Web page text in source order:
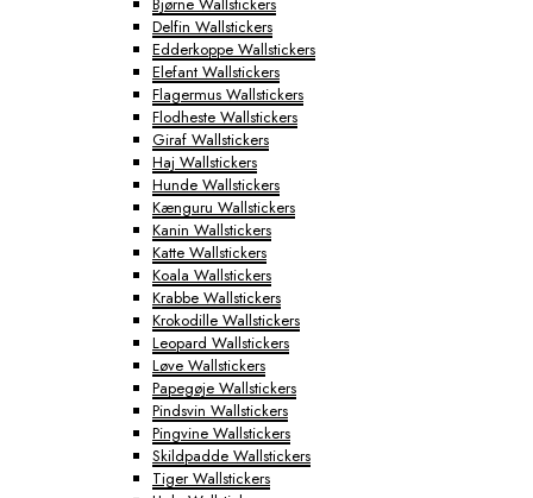
Aabenraa Plakater
Aalborg Plakater
Aarhus Plakater
Albertslund Plakater
Ballerup Plakater
Birkerød Plakater
Brande Plakater
Brønderslev Plakater
Esbjerg Plakater
Farum Plakater
Fredericia Plakater
Frederiksberg Plakater
Frederikshavn Plakater
Frederikssund Plakater
Grindsted Plakater
Haderslev Plakater
Haslev Plakater
Helsinge Plakater
Helsingør Plakater
Herning Plakater
Hillerød Plakater
Hinnerup Plakater
Delfin Wallstickers
Edderkoppe Wallstickers
Elefant Wallstickers
Flagermus Wallstickers
Flodheste Wallstickers
Giraf Wallstickers
Haj Wallstickers
Hunde Wallstickers
Kænguru Wallstickers
Kanin Wallstickers
Katte Wallstickers
Koala Wallstickers
Krabbe Wallstickers
Krokodille Wallstickers
Leopard Wallstickers
Løve Wallstickers
Papegøje Wallstickers
Pindsvin Wallstickers
Pingvine Wallstickers
Skildpadde Wallstickers
Tiger Wallstickers